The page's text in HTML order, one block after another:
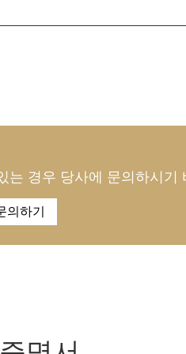
경우 당사에 문의하시기
의하기